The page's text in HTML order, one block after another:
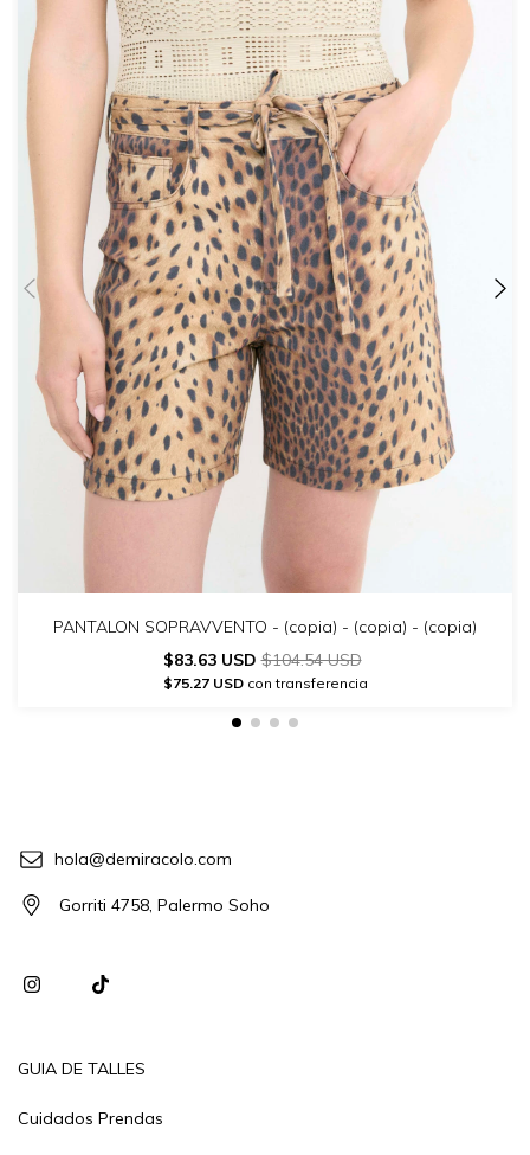
PANTALON SOPRAVVENTO - (copia) - (copia) - (copia)
$83.63 USD$104.54 USD
$75.27 USDcon transferencia
hola@demiracolo.com
Gorriti 4758, Palermo Soho
GUIA DE TALLES
Cuidados Prendas